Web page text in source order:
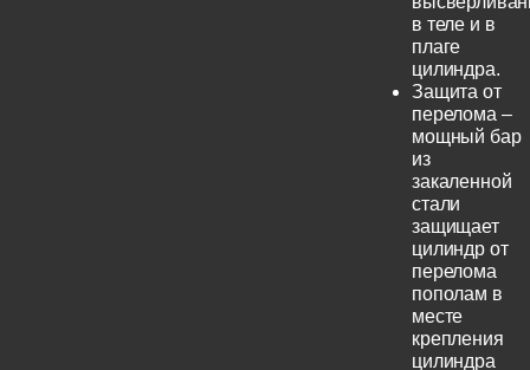
в теле и в
плаге
цилиндра.
Защита от
перелома –
мощный бар
из
закаленной
стали
защищает
цилиндр от
перелома
пополам в
месте
крепления
цилиндра